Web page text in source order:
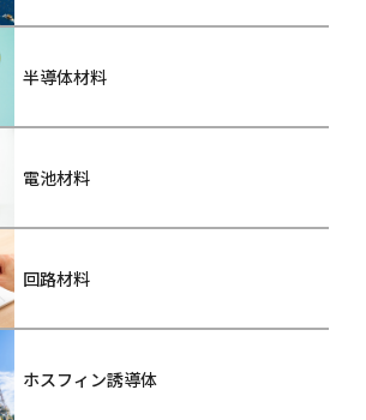
半導体材料
電池材料
回路材料
ホスフィン誘導体